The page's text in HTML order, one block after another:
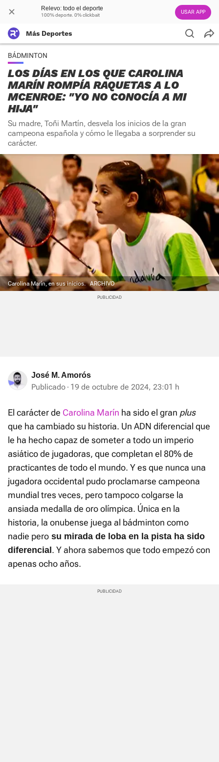
Relevo: todo el deporte
100% deporte. 0% clickbait USAR APP
Más Deportes
BÁDMINTON
LOS DÍAS EN LOS QUE CAROLINA
MARÍN ROMPÍA RAQUETAS A LO
MCENROE: "YO NO CONOCÍA A MI
HIJA"
Su madre, Toñi Martín, desvela los inicios de la gran
campeona española y cómo le llegaba a sorprender su
carácter.
Carolina Marín, en sus inicios. ARCHIVO
José M. Amorós
Publicado 19 de octubre de 2024, 23:01 h
El carácter de Carolina Marín ha sido el gran plus
que ha cambiado su historia. Un ADN diferencial que
le ha hecho capaz de someter a todo un imperio
asiático de jugadoras, que completan el 80% de
practicantes de todo el mundo. Y es que nunca una
jugadora occidental pudo proclamarse campeona
mundial tres veces, pero tampoco colgarse la
ansiada medalla de oro olímpica. Única en la
historia, la onubense juega al bádminton como
nadie pero su mirada de loba en la pista ha sido
diferencial . Y ahora sabemos que todo empezó con
apenas ocho años.